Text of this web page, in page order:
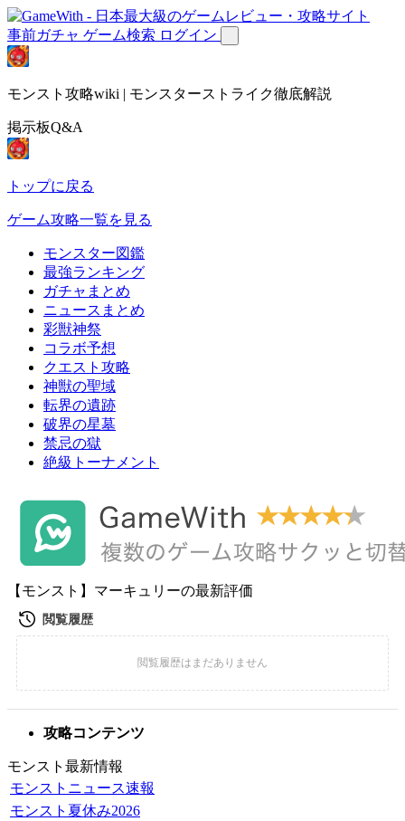
事前ガチャ ゲーム検索 ログイン
モンスト攻略wiki | モンスターストライク徹底解説
掲示板Q&A
トップに戻る
ゲーム攻略一覧を見る
モンスター図鑑
最強ランキング
ガチャまとめ
ニュースまとめ
彩獣神祭
コラボ予想
クエスト攻略
神獣の聖域
転界の遺跡
破界の星墓
禁忌の獄
絶級トーナメント
【モンスト】マーキュリーの最新評価
攻略コンテンツ
モンスト最新情報
モンストニュース速報
モンスト夏休み2026